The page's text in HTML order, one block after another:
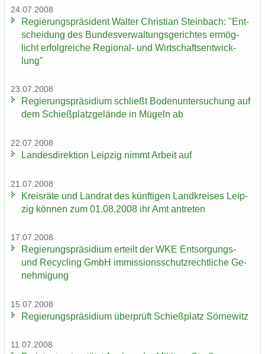
24.07.2008
Re­gie­rungs­prä­si­dent Wal­ter Chris­ti­an Stein­bach: "Ent­
schei­dung des Bun­des­ver­wal­tungs­ge­rich­tes er­mög­
licht er­folg­rei­che Regional-​ und Wirt­schafts­ent­wick­
lung"
23.07.2008
Re­gie­rungs­prä­si­di­um schließt Bo­den­un­ter­su­chung auf
dem Schieß­platz­ge­län­de in Mü­geln ab
22.07.2008
Lan­des­di­rek­ti­on Leip­zig nimmt Ar­beit auf
21.07.2008
Kreis­rä­te und Land­rat des künf­ti­gen Land­krei­ses Leip­
zig kön­nen zum 01.08.2008 ihr Amt an­tre­ten
17.07.2008
Re­gie­rungs­prä­si­di­um er­teilt der WKE Entsorgungs-​
und Re­cy­cling GmbH im­mis­si­ons­schutz­recht­li­che Ge­
neh­mi­gung
15.07.2008
Re­gie­rungs­prä­si­di­um über­prüft Schieß­platz Sör­ne­witz
11.07.2008